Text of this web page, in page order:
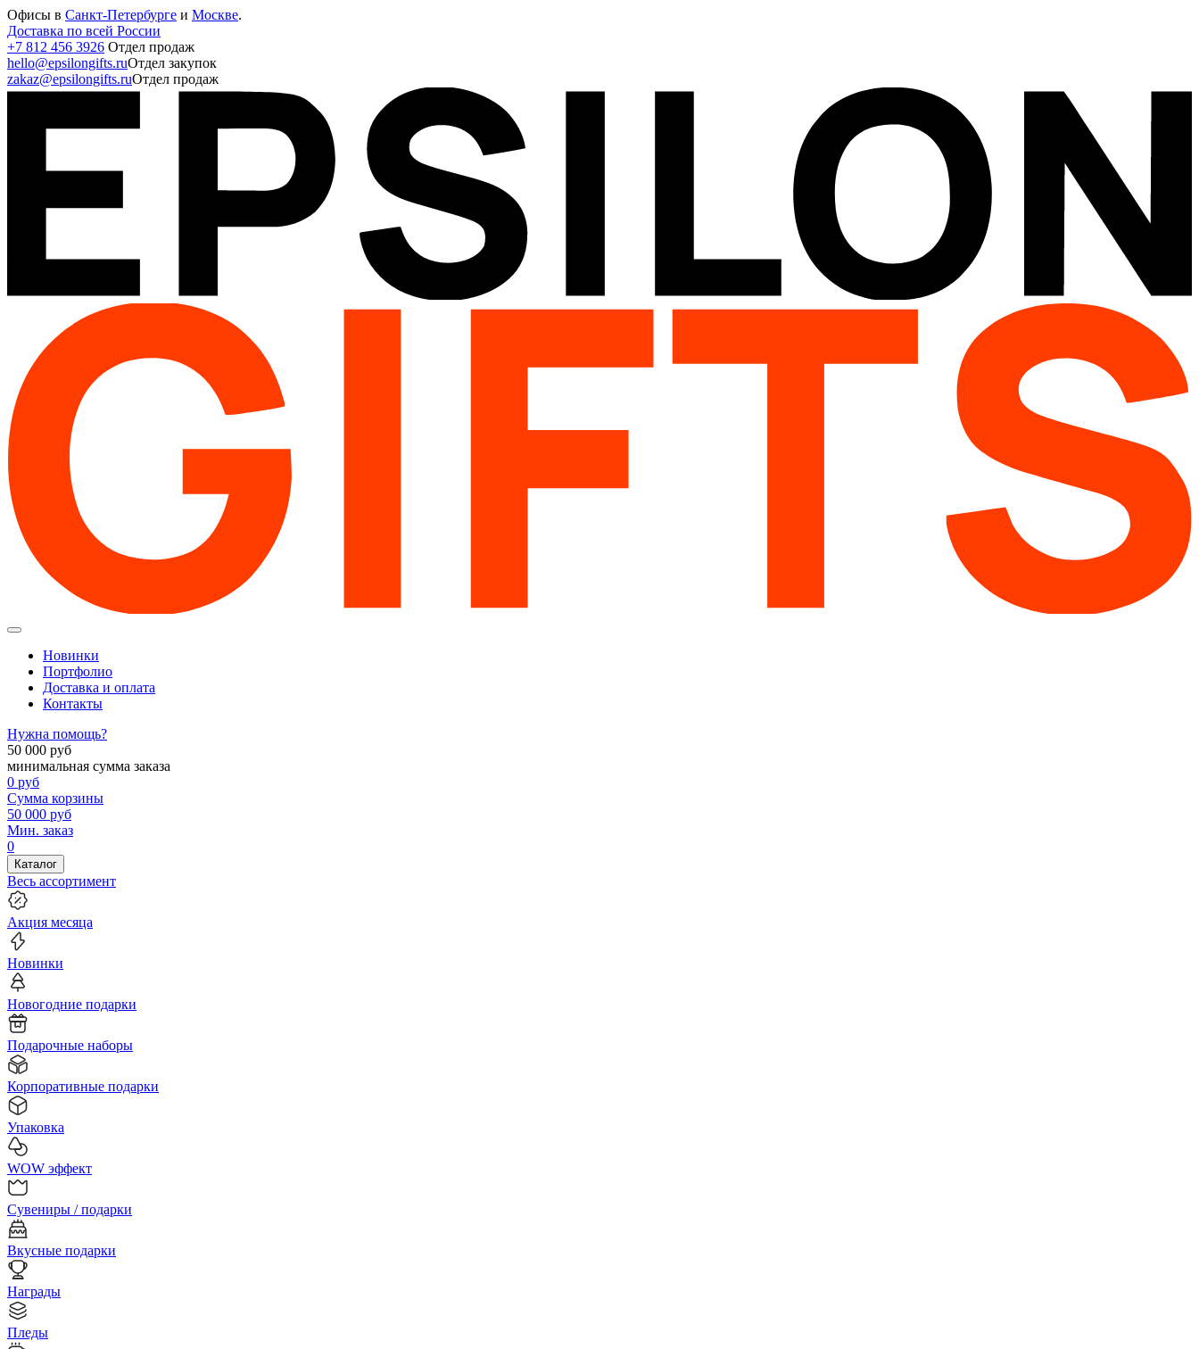
Офисы в Санкт-Петербурге и Москве.
Доставка по всей России
+7 812 456 3926 Отдел продаж
hello@epsilongifts.ruОтдел закупок
zakaz@epsilongifts.ruОтдел продаж
Новинки
Портфолио
Доставка и оплата
Контакты
Нужна помощь?
50 000 руб
минимальная сумма заказа
0 руб
Сумма корзины
50 000 руб
Мин. заказ
0
Каталог
Весь ассортимент
Акция месяца
Новинки
Новогодние подарки
Подарочные наборы
Корпоративные подарки
Упаковка
WOW эффект
Сувениры / подарки
Вкусные подарки
Награды
Пледы